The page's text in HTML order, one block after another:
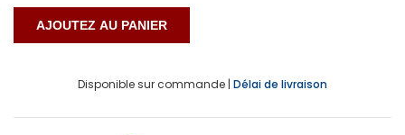
Disponible sur commande | Délai de livraison